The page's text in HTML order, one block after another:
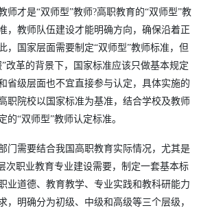
师才是“双师型”教师?高职教育的“双师型”教
，教师队伍建设才能明确方向，确保沿着正
，国家层面需要制定“双师型”教师标准，但
改革的背景下，国家标准应该只做基本规定
省级层面也不宜直接参与认定，具体实施的
职院校以国家标准为基准，结合学校及教师
的“双师型”教师认定标准。
门需要结合我国高职教育实际情况，尤其是
次职业教育专业建设需要，制定一套基本标
业道德、教育教学、专业实践和教科研能力
，明确分为初级、中级和高级等三个层级，